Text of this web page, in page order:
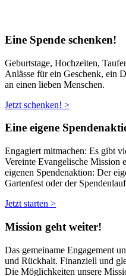
Eine Spende schenken!
Geburtstage, Hochzeiten,
Anlässe für ein Geschenk, ein
an einen lieben Menschen.
Jetzt schenken! >
Eine eigene
Engagiert mitmachen: Es gibt
Vereinte Evangelische Mission
eigenen Spendenaktion: Der
Gartenfest oder der
Jetzt starten >
Mission geht weiter!
Das gemeiname Engagement
und Rückhalt. Finanziell und
Die Möglichkeiten unsere